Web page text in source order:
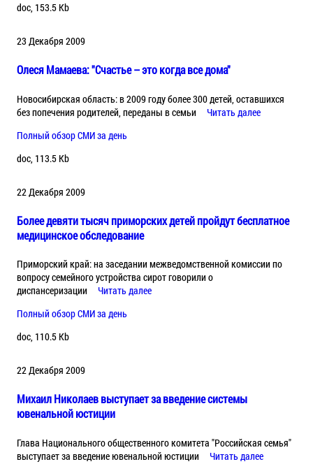
doc, 153.5 Kb
23 Декабря 2009
Олеся Мамаева: "Счастье – это когда все дома"
Новосибирская область: в 2009 году более 300 детей, оставшихся
без попечения родителей, переданы в семьи
Читать далее
Полный обзор СМИ за день
doc, 113.5 Kb
22 Декабря 2009
Более девяти тысяч приморских детей пройдут бесплатное
медицинское обследование
Приморский край: на заседании межведомственной комиссии по
вопросу семейного устройства сирот говорили о
диспансеризации
Читать далее
Полный обзор СМИ за день
doc, 110.5 Kb
22 Декабря 2009
Михаил Николаев выступает за введение системы
ювенальной юстиции
Глава Национального общественного комитета "Российская семья"
выступает за введение ювенальной юстиции
Читать далее